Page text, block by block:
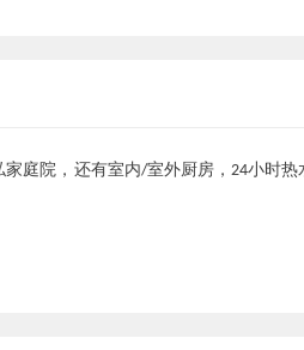
家庭院，还有室内/室外厨房， 24小时热